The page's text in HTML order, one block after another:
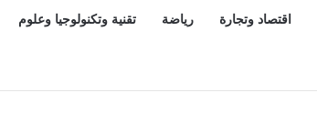
اقتصاد وتجارة رياضة تقنية وتكنولوجيا وعلوم